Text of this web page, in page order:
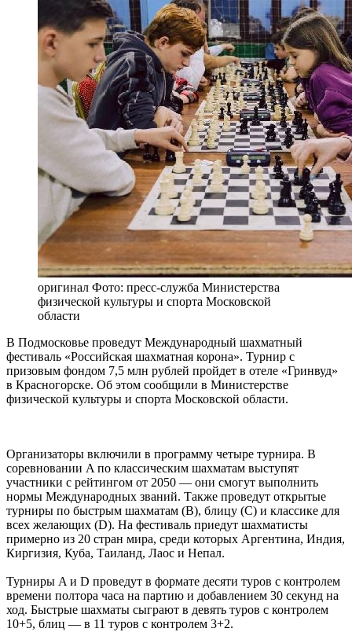
оригинал Фото: пресс-служба Министерства
физической культуры и спорта Московской
области
В Подмосковье проведут Международный шахматный
фестиваль «Российская шахматная корона». Турнир с
призовым фондом 7,5 млн рублей пройдет в отеле «Гринвуд»
в Красногорске. Об этом сообщили в Министерстве
физической культуры и спорта Московской области.
Организаторы включили в программу четыре турнира. В
соревновании A по классическим шахматам выступят
участники с рейтингом от 2050 — они смогут выполнить
нормы Международных званий. Также проведут открытые
турниры по быстрым шахматам (B), блицу (C) и классике для
всех желающих (D). На фестиваль приедут шахматисты
примерно из 20 стран мира, среди которых Аргентина, Индия,
Киргизия, Куба, Таиланд, Лаос и Непал.
Турниры A и D проведут в формате десяти туров с контролем
времени полтора часа на партию и добавлением 30 секунд на
ход. Быстрые шахматы сыграют в девять туров с контролем
10+5, блиц — в 11 туров с контролем 3+2.